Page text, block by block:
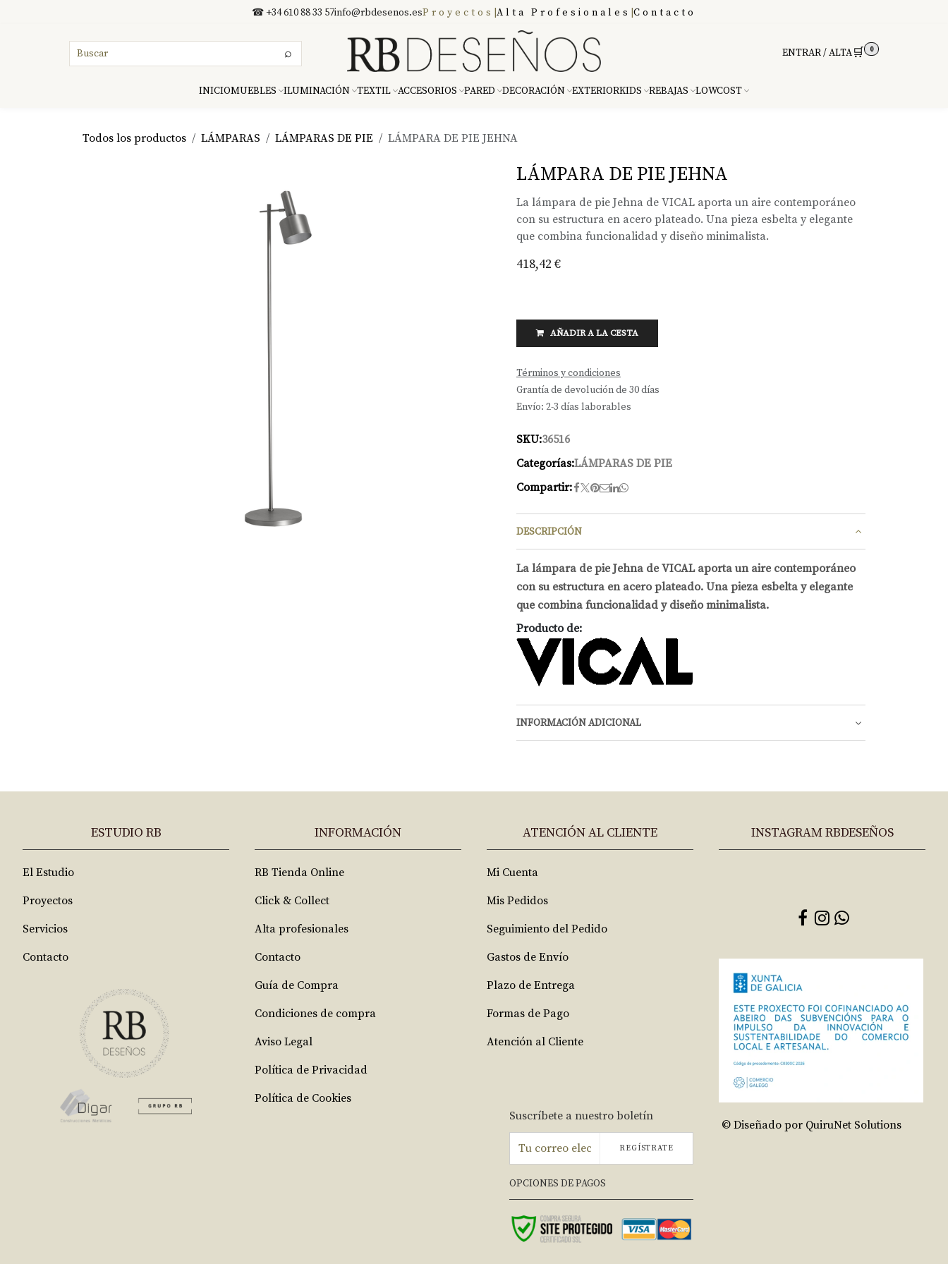
☎ +34 610 88 33 57info@rbdesenos.esProyectos Alta Profesionales Contacto
⌕ ENTRAR / ALTA🛒 0
INICIOMUEBLES ILUMINACIÓN TEXTIL ACCESORIOS PARED DECORACIÓN EXTERIORKIDS REBAJAS LOWCOST
Todos los productos LÁMPARAS LÁMPARAS DE PIE LÁMPARA DE PIE JEHNA
LÁMPARA DE PIE JEHNA
La lámpara de pie Jehna de VICAL aporta un aire contemporáneo
con su estructura en acero plateado. Una pieza esbelta y elegante
que combina funcionalidad y diseño minimalista.
418,42 €
AÑADIR A LA CESTA
Términos y condiciones
Grantía de devolución de 30 días
Envío: 2-3 días laborables
SKU:36516
Categorías:LÁMPARAS DE PIE
Compartir:
DESCRIPCIÓN
La lámpara de pie Jehna de VICAL aporta un aire contemporáneo
con su estructura en acero plateado. Una pieza esbelta y elegante
que combina funcionalidad y diseño minimalista.
Producto de:
INFORMACIÓN ADICIONAL
ESTUDIO RB
El Estudio
Proyectos
Servicios
Contacto
INFORMACIÓN
RB Tienda Online
Click & Collect
Alta profesionales
Contacto
Guía de Compra
Condiciones de compra
Aviso Legal
Política de Privacidad
Política de Cookies
ATENCIÓN AL CLIENTE
Mi Cuenta
Mis Pedidos
Seguimiento del Pedido
Gastos de Envío
Plazo de Entrega
Formas de Pago
Atención al Cliente
Suscríbete a nuestro boletín
REGÍSTRATE
OPCIONES DE PAGOS
INSTAGRAM RBDESEÑOS
© Diseñado por QuiruNet Solutions